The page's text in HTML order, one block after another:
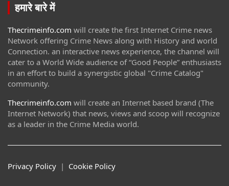
हमारे बारे में
Thecrimeinfo.com will create the first Internet Crime news
Network offering Crime News along with History and world
Connection. an interactive news experience, the channel will
cater to a World Wide audience of “Good People” enthusiasts
in an effort to build a synergistic global "Crime Catalog"
community.
Thecrimeinfo.com will create an Internet based brand (The
Internet Network) that news, views and scoop will recognize
as a leader in the Crime Media world.
Privacy Policy | Cookie Policy